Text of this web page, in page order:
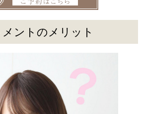
ントのメリット